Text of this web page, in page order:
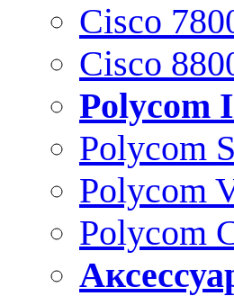
Cisco
Cisco
Polycom
Polycom
Polycom
Polycom